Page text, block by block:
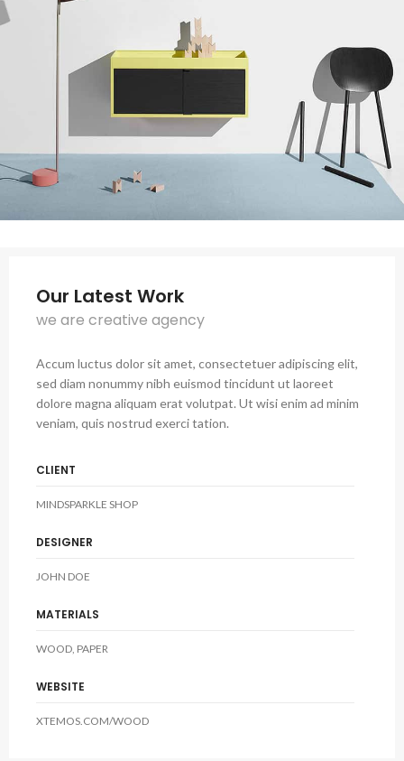
Our Latest Work
we are creative agency
Accum luctus dolor sit amet, consectetuer adipiscing elit,
sed diam nonummy nibh euismod tincidunt ut laoreet
dolore magna aliquam erat volutpat. Ut wisi enim ad minim
veniam, quis nostrud exerci tation.
CLIENT
MINDSPARKLE SHOP
DESIGNER
JOHN DOE
MATERIALS
WOOD, PAPER
WEBSITE
XTEMOS.COM/WOOD